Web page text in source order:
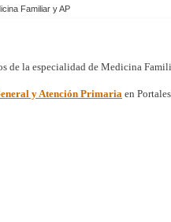
Familiar y AP
de la especialidad de Medicina
y Atención Primaria en